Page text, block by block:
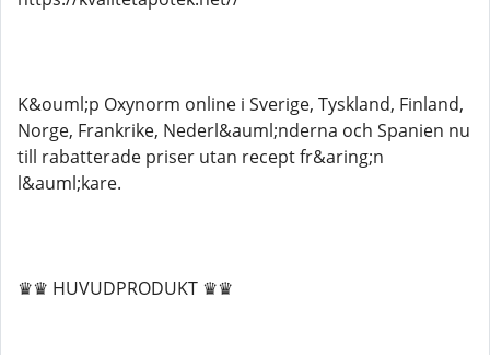
K&ouml;p Oxynorm online i Sverige, Tyskland, Finland,
Norge, Frankrike, Nederl&auml;nderna och Spanien nu
till rabatterade priser utan recept fr&aring;n
l&auml;kare.
♛♛ HUVUDPRODUKT ♛♛